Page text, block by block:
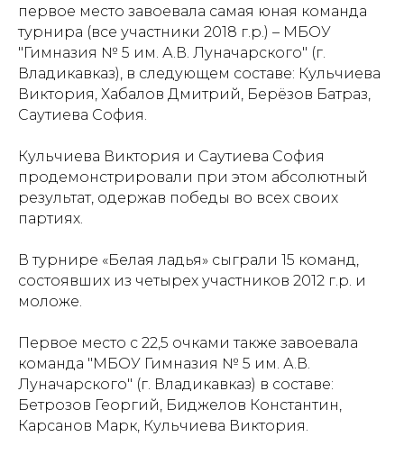
первое место завоевала самая юная команда
турнира (все участники 2018 г.р.) – МБОУ
"Гимназия № 5 им. А.В. Луначарского" (г.
Владикавказ), в следующем составе: Кульчиева
Виктория, Хабалов Дмитрий, Берёзов Батраз,
Саутиева София.
Кульчиева Виктория и Саутиева София
продемонстрировали при этом абсолютный
результат, одержав победы во всех своих
партиях.
В турнире «Белая ладья» сыграли 15 команд,
состоявших из четырех участников 2012 г.р. и
моложе.
Первое место с 22,5 очками также завоевала
команда "МБОУ Гимназия № 5 им. А.В.
Луначарского" (г. Владикавказ) в составе:
Бетрозов Георгий, Биджелов Константин,
Карсанов Марк, Кульчиева Виктория.